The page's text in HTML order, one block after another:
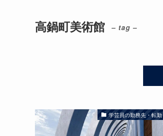
高鍋町美術館 – tag –
学芸員の勤務先・転勤